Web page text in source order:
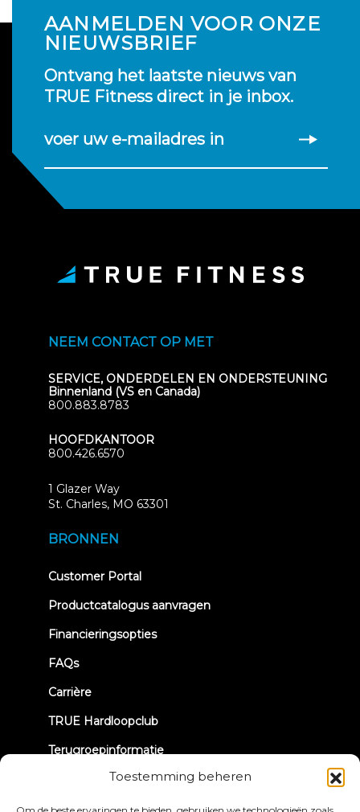
Toestemming beheren
AANMELDEN VOOR ONZE
NIEUWSBRIEF
Ontvang het laatste nieuws van
TRUE Fitness direct in je inbox.
voer uw e-mailadres in
NEEM CONTACT OP MET
SERVICE, ONDERDELEN EN ONDERSTEUNING
Binnenland (VS en Canada)
800.883.8783
HOOFDKANTOOR
800.426.6570
1 Glazer Way
St. Charles, MO 63301
BRONNEN
Customer Portal(opens
new
Productcatalogus aanvragen
Financieringsopties
FAQs
Carrière
TRUE Hardloopclub
Terugroepinformatie